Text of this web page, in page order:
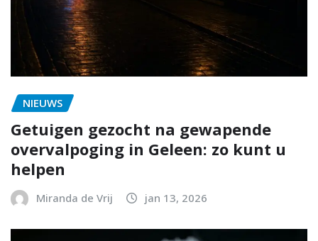
NIEUWS
Getuigen gezocht na gewapende
overvalpoging in Geleen: zo kunt u
helpen
Miranda de Vrij jan 13, 2026